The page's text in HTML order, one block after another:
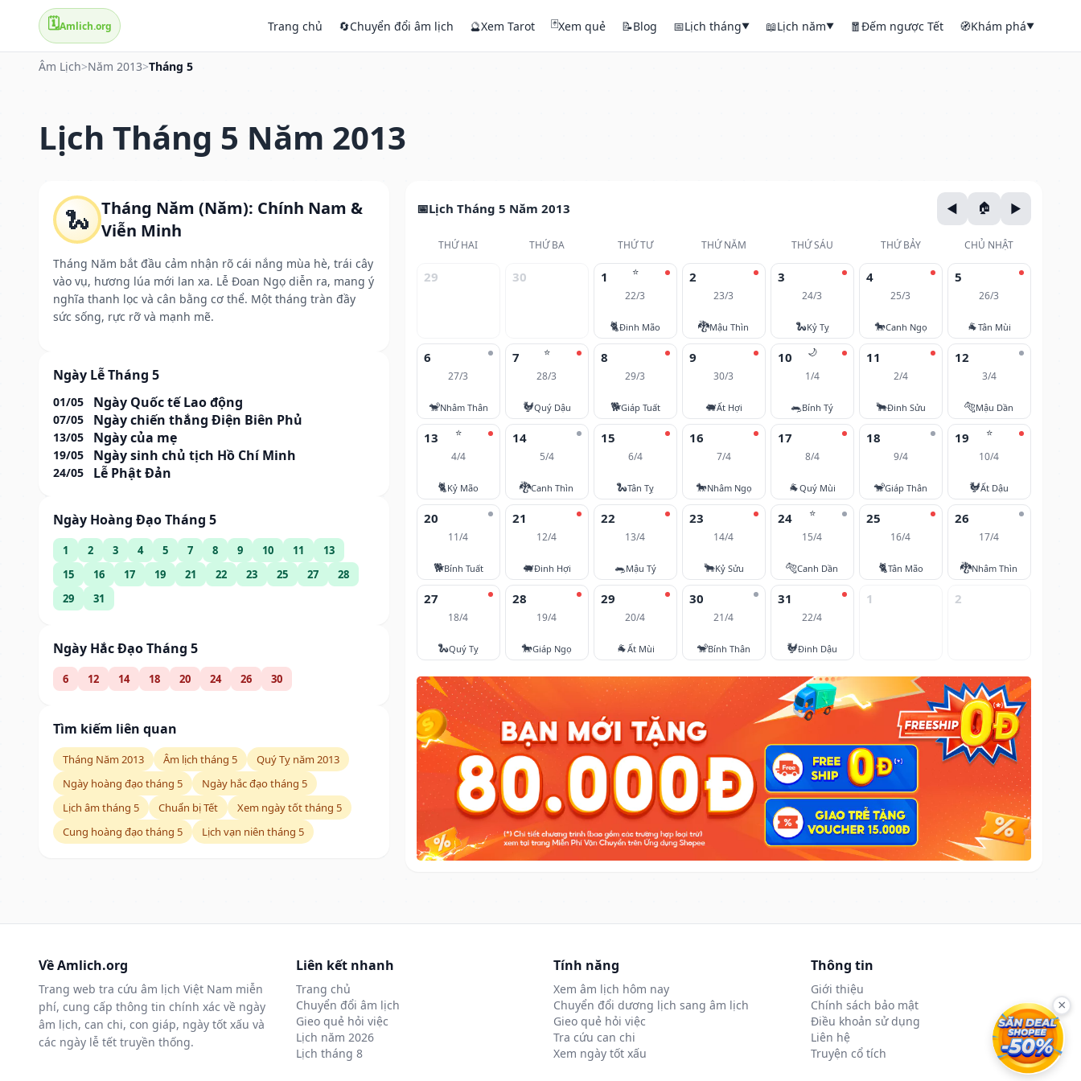
🗓️Amlich.org Trang chủ 🔄Chuyển đổi âm lịch 🔮Xem Tarot 🃏Xem quẻ 📝Blog 📅Lịch tháng▼ 📖Lịch năm▼ 🧧Đếm ngược Tết 🧭Khám phá▼
Âm Lịch>Năm 2013>Tháng 5
Lịch Tháng 5 Năm 2013
🐍 Tháng Năm (Năm): Chính Nam &
Viễn Minh
Tháng Năm bắt đầu cảm nhận rõ cái nắng mùa hè, trái cây
vào vụ, hương lúa mới lan xa. Lễ Đoan Ngọ diễn ra, mang ý
nghĩa thanh lọc và cân bằng cơ thể. Một tháng tràn đầy
sức sống, rực rỡ và mạnh mẽ.
Ngày Lễ Tháng 5
01/05 Ngày Quốc tế Lao động
07/05 Ngày chiến thắng Điện Biên Phủ
13/05 Ngày của mẹ
19/05 Ngày sinh chủ tịch Hồ Chí Minh
24/05 Lễ Phật Đản
Ngày Hoàng Đạo Tháng 5
1 2 3 4 5 7 8 9 10 11
13
15
16 17 19 21 22 23 25 27
28
29
31
Ngày Hắc Đạo Tháng 5
6 12 14 18 20 24 26 30
Tìm kiếm liên quan
Tháng Năm 2013 Âm lịch tháng 5
Quý Tỵ năm 2013
Ngày hoàng đạo tháng 5
Ngày hắc đạo tháng 5
Lịch âm tháng 5
Chuẩn bị Tết
Xem ngày tốt tháng 5
Cung hoàng đạo tháng 5
Lịch vạn niên tháng 5
Lịch Tháng 5 Năm 2013
THỨ HAI THỨ BA THỨ TƯ THỨ NĂM THỨ SÁU THỨ BẢY CHỦ NHẬT
29 30 ⭐
1
22/3
🐈Đinh Mão
2
23/3
🐉Mậu Thìn
3
24/3
🐍Kỷ Tỵ
4
25/3
🐎Canh Ngọ
5
26/3
🐐Tân Mùi
6
27/3
🐒Nhâm Thân
⭐
7
28/3
🐓Quý Dậu
8
29/3
🐕Giáp Tuất
9
30/3
🐖Ất Hợi
🌙
10
1/4
🐀Bính Tý
11
2/4
🐂Đinh Sửu
12
3/4
🐅Mậu Dần
⭐
13
4/4
🐈Kỷ Mão
14
5/4
🐉Canh Thìn
15
6/4
🐍Tân Tỵ
16
7/4
🐎Nhâm Ngọ
17
8/4
🐐Quý Mùi
18
9/4
🐒Giáp Thân
⭐
19
10/4
🐓Ất Dậu
20
11/4
🐕Bính Tuất
21
12/4
🐖Đinh Hợi
22
13/4
🐀Mậu Tý
23
14/4
🐂Kỷ Sửu
⭐
24
15/4
🐅Canh Dần
25
16/4
🐈Tân Mão
26
17/4
🐉Nhâm Thìn
27
18/4
🐍Quý Tỵ
28
19/4
🐎Giáp Ngọ
29
20/4
🐐Ất Mùi
30
21/4
🐒Bính Thân
31
22/4
🐓Đinh Dậu
1 2
Về Amlich.org
Trang web tra cứu âm lịch Việt Nam miễn
phí, cung cấp thông tin chính xác về ngày
âm lịch, can chi, con giáp, ngày tốt xấu và
các ngày lễ tết truyền thống.
Liên kết nhanh
Trang chủ
Chuyển đổi âm lịch
Gieo quẻ hỏi việc
Lịch năm 2026
Lịch tháng 8
Tính năng
Xem âm lịch hôm nay
Chuyển đổi dương lịch sang âm lịch
Gieo quẻ hỏi việc
Tra cứu can chi
Xem ngày tốt xấu
Thông tin
Giới thiệu
Chính sách bảo mật
Điều khoản sử dụng
Liên hệ
Truyện cổ tích
×